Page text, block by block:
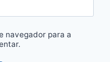
navegador para a